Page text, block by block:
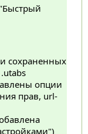
сохраненных
опции
прав, url-